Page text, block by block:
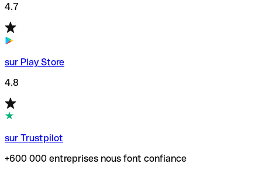
4.7
sur Play Store
4.8
sur Trustpilot
+600 000 entreprises nous font confiance